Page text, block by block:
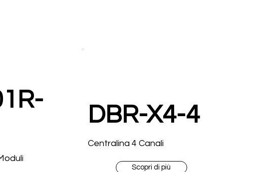
DBR-X4-4
Centralina 4 Canali
Scopri di più